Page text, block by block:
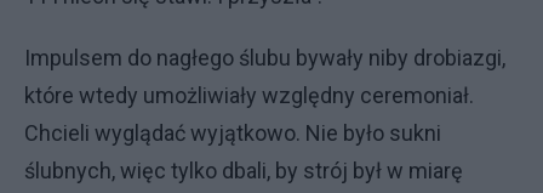
Impulsem do nagłego ślubu bywały niby drobiazgi,
które wtedy umożliwiały względny ceremoniał.
Chcieli wyglądać wyjątkowo. Nie było sukni
ślubnych, więc tylko dbali, by strój był w miarę